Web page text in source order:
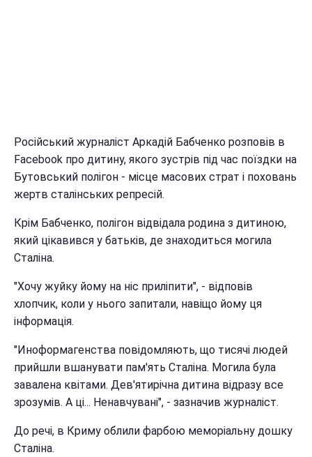
Російський журналіст Аркадій Бабченко розповів в
Facebook про дитину, якого зустрів під час поїздки на
Бутовський полігон - місце масових страт і поховань
жертв сталінських репресій.
Крім Бабченко, полігон відвідала родина з дитиною,
який цікавився у батьків, де знаходиться могила
Сталіна.
"Хочу жуйку йому на ніс приліпити", - відповів
хлопчик, коли у нього запитали, навіщо йому ця
інформація.
"Иноформагенства повідомляють, що тисячі людей
прийшли вшанувати пам'ять Сталіна. Могила була
завалена квітами. Дев'ятирічна дитина відразу все
зрозумів. А ці... Ненавчувані", - зазначив журналіст.
До речі, в Криму облили фарбою меморіальну дошку
Сталіна.